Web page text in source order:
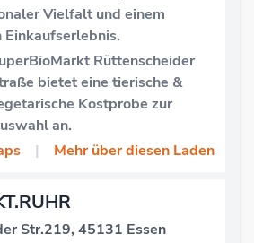
Vielfalt und einem
Einkaufserlebnis.
Rüttenscheider
bietet eine tierische &
Kostprobe zur
an.
| Mehr über diesen Laden
Str.219, 45131 Essen